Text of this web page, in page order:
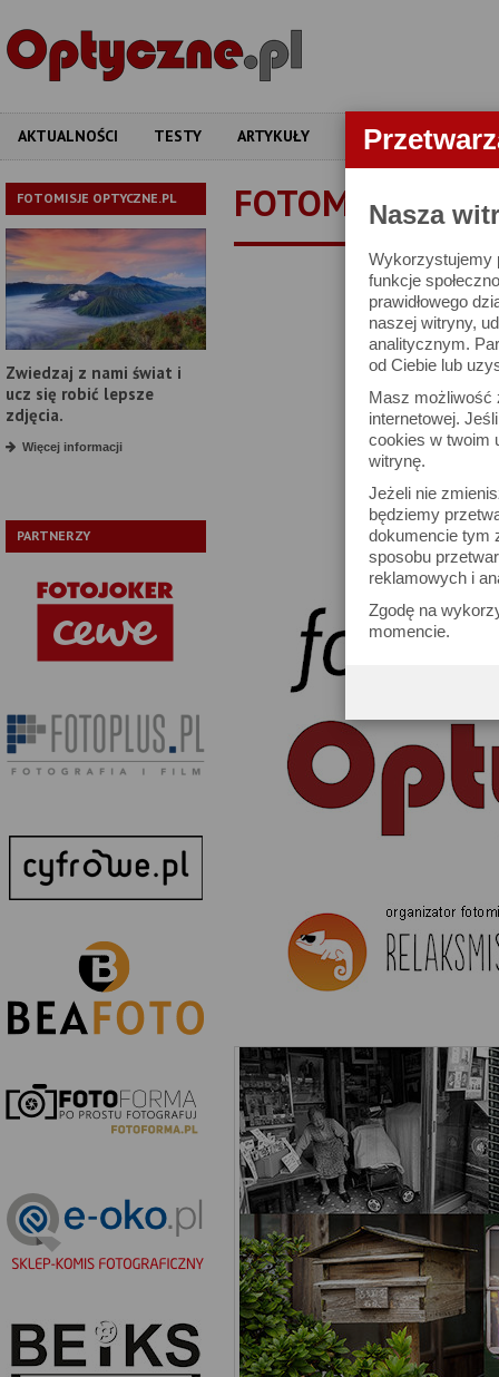
Nasza
Wykorzystujemy
funkcje
prawidłowego
naszej witryny,
analitycznym.
od Ciebie lub
Masz możliwość
internetowej.
cookies w twoim
witrynę.
Jeżeli nie
będziemy
dokumencie tym
sposobu
reklamowych i
Zgodę na
momencie.
AKTUALNOŚCI TESTY ARTYKUŁY APARATY
FOTOMISJE OPTYCZNE.PL
Zwiedzaj z nami świat i
ucz się robić lepsze
zdjęcia.
Więcej informacji
PARTNERZY
FOTOMISJE
11-dniowe